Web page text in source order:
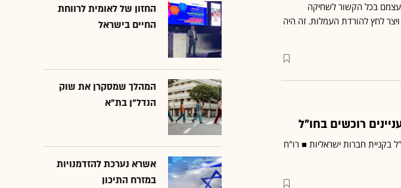
בכל הקשור לשחיקה
לחץ להורדת העמלות. זה היה
רוכשים בחו"ל
בקניית חברות ישראליות ■ רו"ח
החזון של לאומית לרווחת
החיים בישראל
המהלך שמסקרן את שוק
הנדל"ן בת"א
אשרא נערכת להזדמנויות
במזרח התיכון